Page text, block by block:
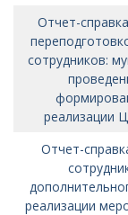
Отчет-
сотрудников:
реализации
Отчет-
реализации